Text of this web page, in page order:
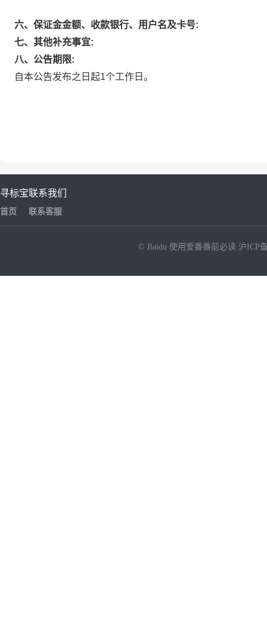
六、保证金金额、收款银行、用户名及卡号:
七、其他补充事宜:
八、公告期限:
自本公告发布之日起1个工作日。
寻标宝
首页
联系我们
联系客服
© Baidu 使用爱番番前必读 沪ICP